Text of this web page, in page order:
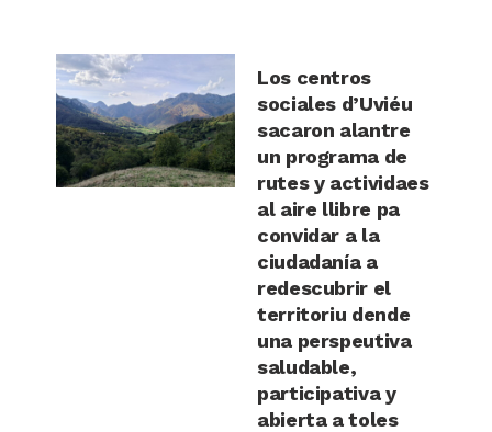
Los centros
sociales d’Uviéu
sacaron alantre
un programa de
rutes y actividaes
al aire llibre pa
convidar a la
ciudadanía a
redescubrir el
territoriu dende
una perspeutiva
saludable,
participativa y
abierta a toles